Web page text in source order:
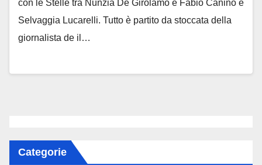
con le Stelle tra Nunzia De Girolamo e Fabio Canino e
Selvaggia Lucarelli. Tutto è partito da stoccata della
giornalista de il…
Categorie